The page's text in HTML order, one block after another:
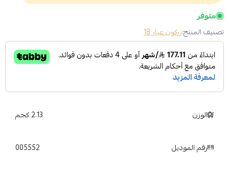
متوفر
تصنيف المنتج:زركون عيار 18
الوزن 2.13 كجم
رقم الموديل 005552